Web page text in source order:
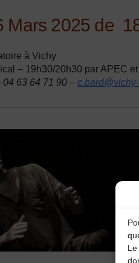
Mars 2025 de
à Vichy
– 19h30/20h30 par APEC
04 63 64 71 90 –